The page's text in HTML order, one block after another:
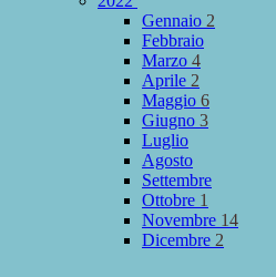
Gennaio 2
Febbraio
Marzo 4
Aprile 2
Maggio 6
Giugno 3
Luglio
Agosto
Settembre
Ottobre 1
Novembre 14
Dicembre 2